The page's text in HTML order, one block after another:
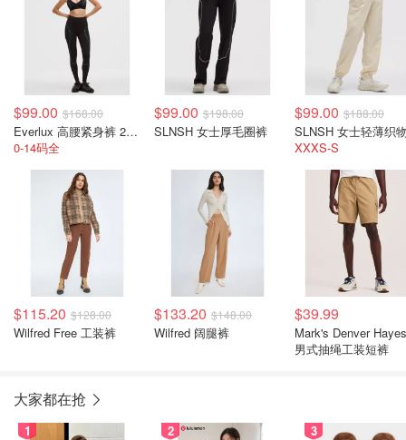
$99.00 $168.00
Everlux 高腰紧身裤 28英寸
0-14码全
$99.00 $198.00
SLNSH 女士厚毛圈裤
$99.00 $188.00
XXXS-S
$115.20 $128.00
Wilfred Free 工装裤
$133.20 $148.00
Wilfred 阔腿裤
$39.99
Mark's Denver Hayes
男式抽绳工装短裤
大家都在抢
1 2 3